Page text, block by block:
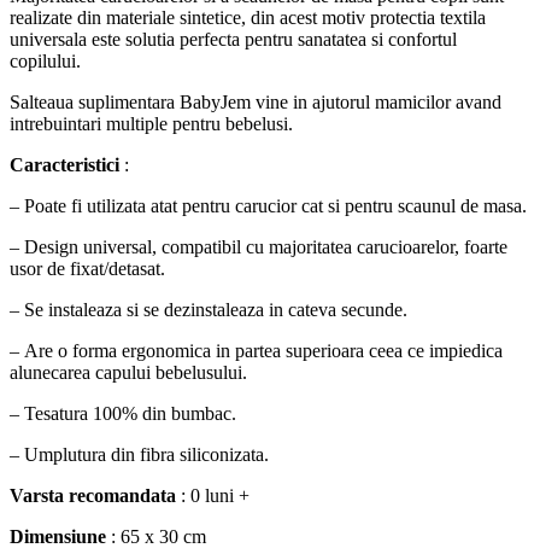
realizate din materiale sintetice, din acest motiv protectia textila
universala este solutia perfecta pentru sanatatea si confortul
copilului.
Salteaua suplimentara BabyJem vine in ajutorul mamicilor avand
intrebuintari multiple pentru bebelusi.
Caracteristici :
– Poate fi utilizata atat pentru carucior cat si pentru scaunul de masa.
– Design universal, compatibil cu majoritatea carucioarelor, foarte
usor de fixat/detasat.
– Se instaleaza si se dezinstaleaza in cateva secunde.
– Are o forma ergonomica in partea superioara ceea ce impiedica
alunecarea capului bebelusului.
– Tesatura 100% din bumbac.
– Umplutura din fibra siliconizata.
Varsta recomandata : 0 luni +
Dimensiune : 65 x 30 cm